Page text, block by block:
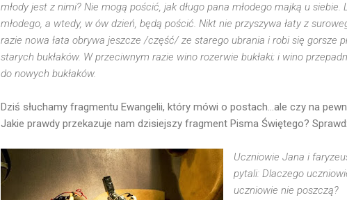
młody jest z nimi? Nie mogą pościć, jak długo pana młodego majką u
młodego, a wtedy, w ów dzień, będą pościć. Nikt nie przyszywa łaty z
razie nowa łata obrywa jeszcze /część/ ze starego ubrania i robi się gorsze
starych bukłaków. W przeciwnym razie wino rozerwie bukłaki; i wino
do nowych bukłaków.
Dziś słuchamy fragmentu Ewangelii, który mówi o postach...ale czy na
Jakie prawdy przekazuje nam dzisiejszy fragment Pisma Świętego?
Uczniowie Jana i
pytali: Dlaczego
uczniowie nie poszczą?